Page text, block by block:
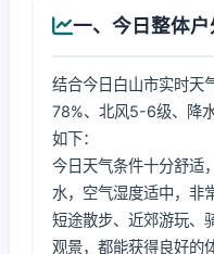
一、今日整体
结合今日白山市实时
78%、北风5-6级、降
如下：
今日天气条件十分舒适
水，空气湿度适中，非
短途散步、近郊游玩、
观景，都能获得良好的